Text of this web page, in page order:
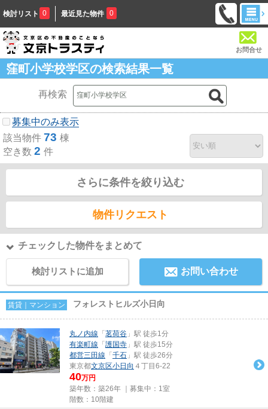
検討リスト 0 最近見た物件 0
お問合せ
窪町小学校学区の検索結果一覧
再検索
募集中のみ表示
該当物件 73 棟
空き数 2 件
さらに条件を絞り込む
物件リクエスト
チェックした物件をまとめて
検討リストに追加 お問い合わせ
賃貸｜マンション フォレストヒルズ小日向
丸ノ内線 「 茗荷谷 」駅 徒歩1分
有楽町線 「 護国寺 」駅 徒歩15分
都営三田線 「 千石 」駅 徒歩26分
東京都文京区小日向 ４丁目6-22
40万円
築年数：築26年 ｜募集中： 1室
階数：10階建